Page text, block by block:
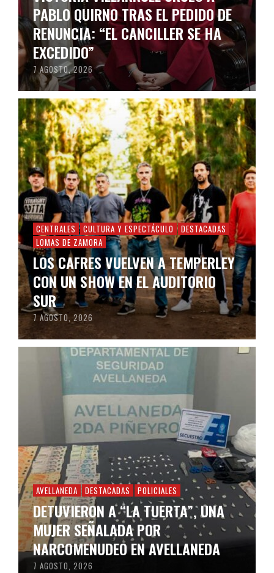
PABLO QUIRNO TRAS EL PEDIDO DE
RENUNCIA: “EL CANCILLER SE HA
EXCEDIDO”
7 AGOSTO, 2026
CENTRALES CULTURA Y ESPECTÁCULO
DESTACADAS
LOMAS DE ZAMORA
LOS CAFRES VUELVEN A TEMPERLEY
CON UN SHOW EN EL AUDITORIO
SUR
7 AGOSTO, 2026
AVELLANEDA DESTACADAS POLICIALES
DETUVIERON A “LA TUERTA”, UNA
MUJER SEÑALADA POR
NARCOMENUDEO EN AVELLANEDA
7 AGOSTO, 2026